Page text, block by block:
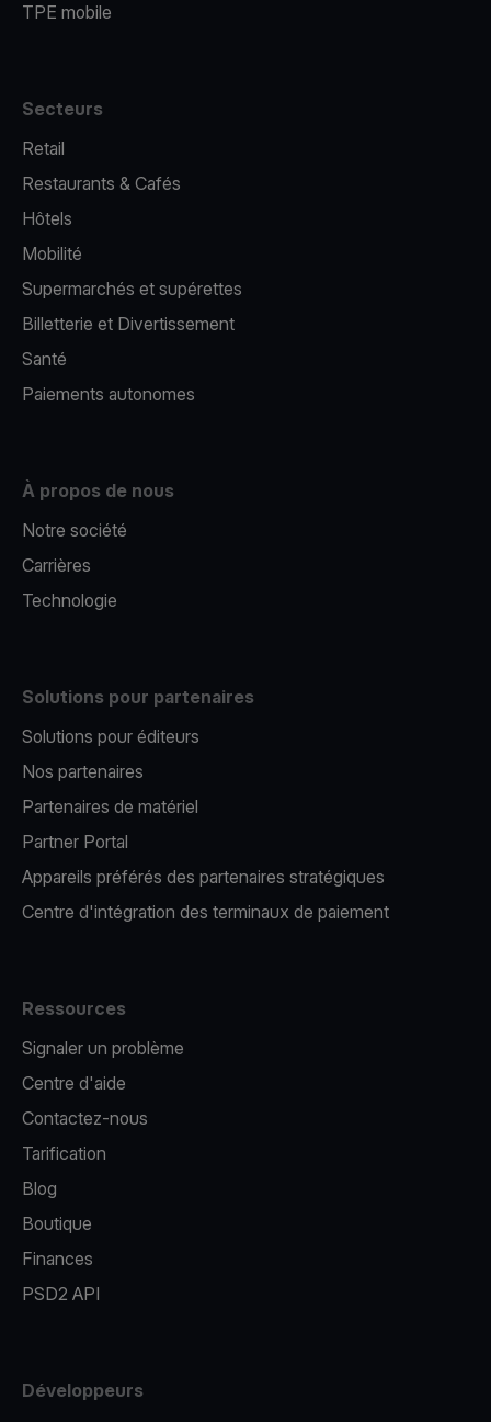
TPE mobile
Secteurs
Retail
Restaurants & Cafés
Hôtels
Mobilité
Supermarchés et supérettes
Billetterie et Divertissement
Santé
Paiements autonomes
À propos de nous
Notre société
Carrières
Technologie
Solutions pour partenaires
Solutions pour éditeurs​
Nos partenaires​
Partenaires de matériel
Partner Portal
Appareils préférés des partenaires stratégiques
Centre d'intégration des terminaux de paiement
Ressources
Signaler un problème
Centre d'aide
Contactez-nous
Tarification
Blog
Boutique
Finances
PSD2 API
Développeurs